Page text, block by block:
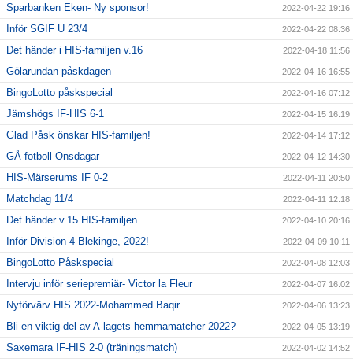
Sparbanken Eken- Ny sponsor! 2022-04-22 19:16
Inför SGIF U 23/4 2022-04-22 08:36
Det händer i HIS-familjen v.16 2022-04-18 11:56
Gölarundan påskdagen 2022-04-16 16:55
BingoLotto påskspecial 2022-04-16 07:12
Jämshögs IF-HIS 6-1 2022-04-15 16:19
Glad Påsk önskar HIS-familjen! 2022-04-14 17:12
GÅ-fotboll Onsdagar 2022-04-12 14:30
HIS-Märserums IF 0-2 2022-04-11 20:50
Matchdag 11/4 2022-04-11 12:18
Det händer v.15 HIS-familjen 2022-04-10 20:16
Inför Division 4 Blekinge, 2022! 2022-04-09 10:11
BingoLotto Påskspecial 2022-04-08 12:03
Intervju inför seriepremiär- Victor la Fleur 2022-04-07 16:02
Nyförvärv HIS 2022-Mohammed Baqir 2022-04-06 13:23
Bli en viktig del av A-lagets hemmamatcher 2022? 2022-04-05 13:19
Saxemara IF-HIS 2-0 (träningsmatch) 2022-04-02 14:52